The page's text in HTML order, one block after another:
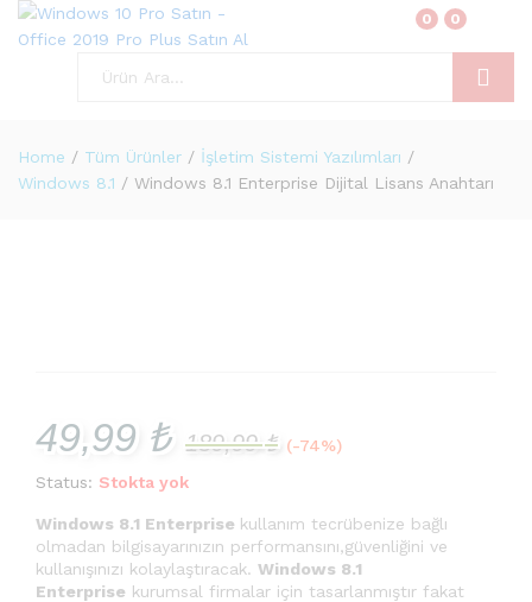
0 0
Home / Tüm Ürünler / İşletim Sistemi Yazılımları /
Windows 8.1 / Windows 8.1 Enterprise Dijital Lisans Anahtarı
49,99 ₺ 189,99₺ (-74%)
Status: Stokta yok
Windows 8.1 Enterprise kullanım tecrübenize bağlı
olmadan bilgisayarınızın performansını,güvenliğini ve
kullanışınızı kolaylaştıracak. Windows 8.1
Enterprise kurumsal firmalar için tasarlanmıştır fakat